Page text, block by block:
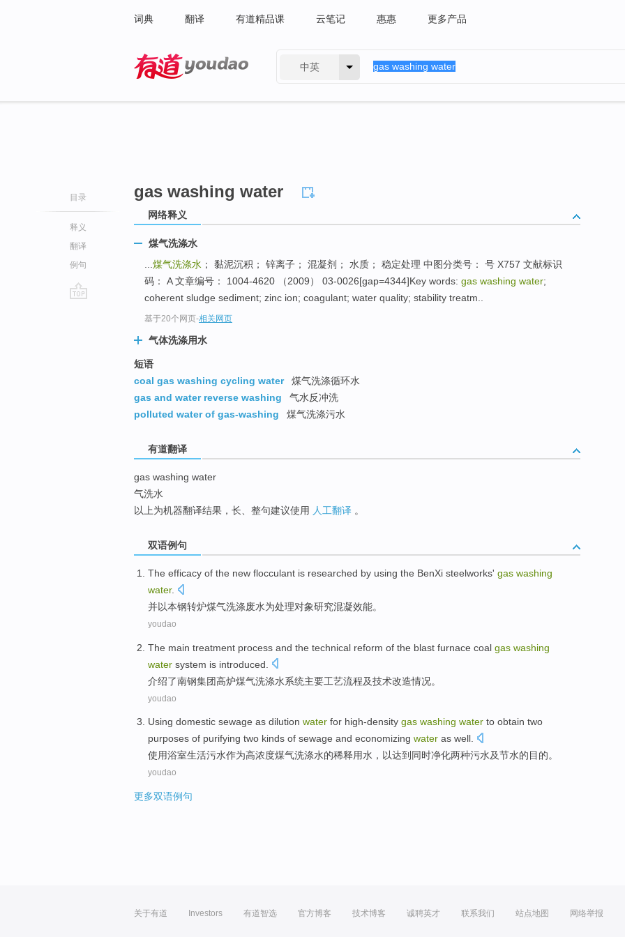
词典 翻译 有道精品课 云笔记 惠惠 更多产品
中英
目录
释义
翻译
例句
gas washing water
网络释义
煤气洗涤水
煤气洗涤水 ； 黏泥沉积； 锌离子； 混凝剂； 水质； 稳定处理 中图分类号： 号 X757 文献标识
码： A 文章编号： 1004-4620 （2009） 03-0026[gap=4344]Key words: gas washing water;
coherent sludge sediment; zinc ion; coagulant; water quality; stability treatm..
基于20个网页-相关网页
气体洗涤用水
短语
coal gas washing cycling water
煤气洗涤循环水
gas and water reverse washing
气水反冲洗
polluted water of gas-washing
煤气洗涤污水
有道翻译
gas washing water
气洗水
以上为机器翻译结果，长、整句建议使用 人工翻译 。
双语例句
The efficacy of the new flocculant is researched by using the BenXi steelworks' gas washing
water.
并以本钢转炉煤气洗涤废水为处理对象研究混凝效能。
youdao
The main treatment process and the technical reform of the blast furnace coal gas washing
water system is introduced
介绍了南钢集团高炉煤气洗涤水系统主要工艺流程及技术改造情况。
youdao
Using domestic sewage as dilution water for high-density gas washing water to obtain two
purposes of purifying two kinds of sewage and economizing water as well.
使用浴室生活污水作为高浓度煤气洗涤水的稀释用水 ， 以达到 同时净化两种污水及节水的目的。
youdao
更多双语例句
关于有道 Investors 有道智选 官方博客 技术博客 诚聘英才 联系我们 站点地图 网络举报